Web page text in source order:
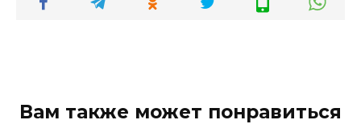
Вам также может понравиться